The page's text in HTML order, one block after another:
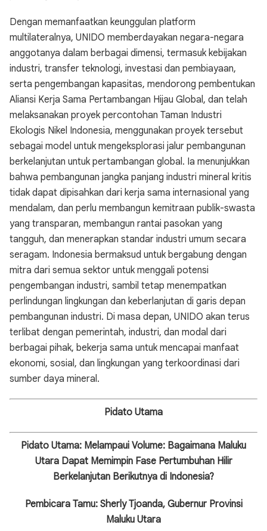
Dengan memanfaatkan keunggulan platform
multilateralnya, UNIDO memberdayakan negara-negara
anggotanya dalam berbagai dimensi, termasuk kebijakan
industri, transfer teknologi, investasi dan pembiayaan,
serta pengembangan kapasitas, mendorong pembentukan
Aliansi Kerja Sama Pertambangan Hijau Global, dan telah
melaksanakan proyek percontohan Taman Industri
Ekologis Nikel Indonesia, menggunakan proyek tersebut
sebagai model untuk mengeksplorasi jalur pembangunan
berkelanjutan untuk pertambangan global. Ia menunjukkan
bahwa pembangunan jangka panjang industri mineral kritis
tidak dapat dipisahkan dari kerja sama internasional yang
mendalam, dan perlu membangun kemitraan publik-swasta
yang transparan, membangun rantai pasokan yang
tangguh, dan menerapkan standar industri umum secara
seragam. Indonesia bermaksud untuk bergabung dengan
mitra dari semua sektor untuk menggali potensi
pengembangan industri, sambil tetap menempatkan
perlindungan lingkungan dan keberlanjutan di garis depan
pembangunan industri. Di masa depan, UNIDO akan terus
terlibat dengan pemerintah, industri, dan modal dari
berbagai pihak, bekerja sama untuk mencapai manfaat
ekonomi, sosial, dan lingkungan yang terkoordinasi dari
sumber daya mineral.
Pidato Utama
Pidato Utama: Melampaui Volume: Bagaimana Maluku
Utara Dapat Memimpin Fase Pertumbuhan Hilir
Berkelanjutan Berikutnya di Indonesia?
Pembicara Tamu: Sherly Tjoanda, Gubernur Provinsi
Maluku Utara